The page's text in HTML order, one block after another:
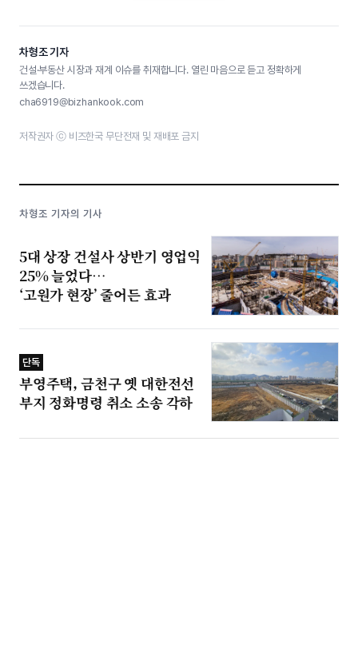
차형조 기자
건설·부동산 시장과 재계 이슈를 취재합니다. 열린 마음으로 듣고 정확하게
쓰겠습니다.
cha6919@bizhankook.com
저작권자 ⓒ 비즈한국 무단전재 및 재배포 금지
차형조 기자의 기사
5대 상장 건설사 상반기 영업익
25% 늘었다…
‘고원가 현장’ 줄어든 효과
단독
부영주택, 금천구 옛 대한전선
부지 정화명령 취소 소송 각하